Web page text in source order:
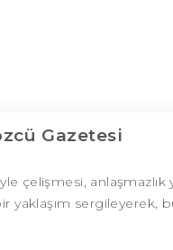
Gazetesi
çelişmesi, anlaşmazlık
yaklaşım sergileyerek,